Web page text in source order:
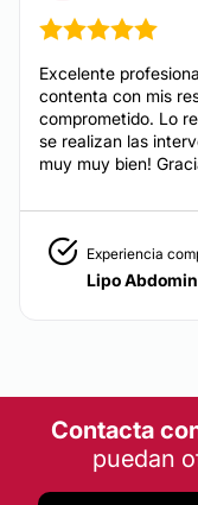
Excelente
contenta con mis
comprometido. Lo
se realizan las
muy muy bien!
Experiencia
Lipo
Contacta
puedan